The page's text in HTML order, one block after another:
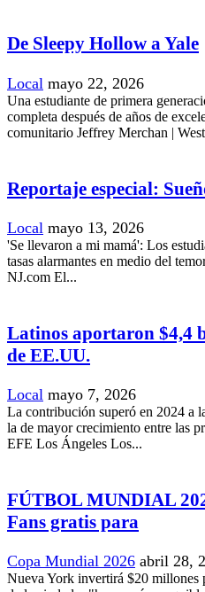
De Sleepy Hollow a Yale
Local mayo 22, 2026
Una estudiante de primera
completa después de años de
comunitario Jeffrey Merchan |
Reportaje especial:
Local mayo 13, 2026
'Se llevaron a mi mamá': Los
tasas alarmantes en medio del
NJ.com El...
Latinos aportaron $4,4
de EE.UU.
Local mayo 7, 2026
La contribución superó en 2024 a
la de mayor crecimiento entre las
EFE Los Ángeles Los...
FÚTBOL MUNDIAL
Fans gratis para
Copa Mundial 2026 abril 28,
Nueva York invertirá $20 millones